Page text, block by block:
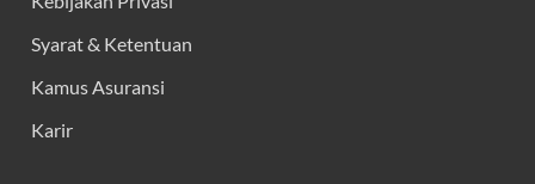
Syarat & Ketentuan
Kamus Asuransi
Karir